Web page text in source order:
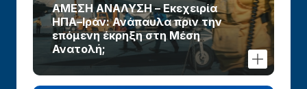
ΑΜΕΣΗ ΑΝΑΛΥΣΗ – Εκεχειρία
ΗΠΑ–Ιράν: Ανάπαυλα πριν την
επόμενη έκρηξη στη Μέση
Ανατολή;